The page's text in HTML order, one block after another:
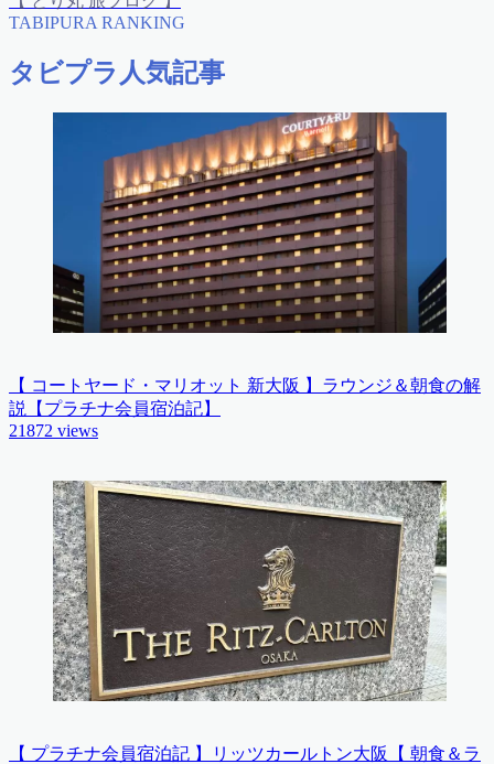
TABIPURA RANKING
タビプラ人気記事
【 コートヤード・マリオット 新大阪 】ラウンジ＆朝食の解
説【プラチナ会員宿泊記】
21872 views
【 プラチナ会員宿泊記 】リッツカールトン大阪【 朝食＆ラ